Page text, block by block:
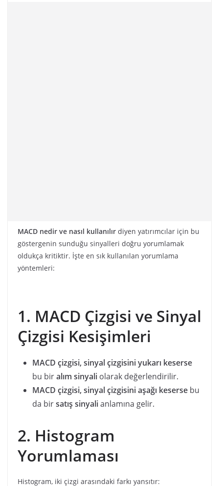
MACD nedir ve nasıl kullanılır diyen yatırımcılar için bu
göstergenin sunduğu sinyalleri doğru yorumlamak
oldukça kritiktir. İşte en sık kullanılan yorumlama
yöntemleri:
1. MACD Çizgisi ve Sinyal
Çizgisi Kesişimleri
MACD çizgisi, sinyal çizgisini yukarı keserse
bu biralım sinyali olarak değerlendirilir.
MACD çizgisi, sinyal çizgisini aşağı keserse bu
da birsatış sinyalianlamına gelir.
2. Histogram
Yorumlaması
Histogram, iki çizgi arasındaki farkı yansıtır: